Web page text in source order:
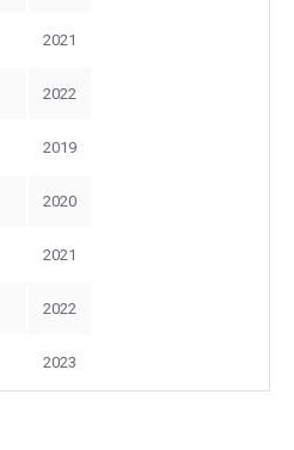
2021
2022
2019
2020
2021
2022
2023